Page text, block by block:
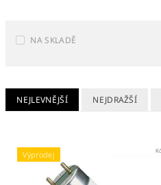
NA SKLADĚ
NEJLEVNĚJŠÍ NEJDRAŽŠÍ
Výprodej